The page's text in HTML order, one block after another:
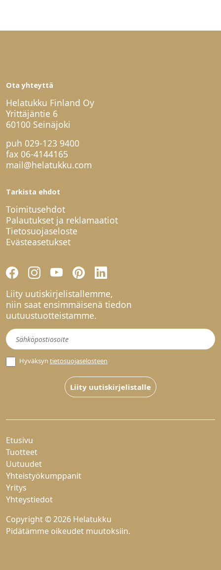
Ota yhteyttä
Helatukku Finland Oy
Yrittäjäntie 6
60100 Seinäjoki
puh 029-123 9400
fax 06-4144165
mail@helatukku.com
Tarkista ehdot
Toimitusehdot
Palautukset ja reklamaatiot
Tietosuojaseloste
Evästeasetukset
Liity uutiskirjelistallemme,
niin saat ensimmäisenä tiedon
uutuustuotteistamme.
Uutiskirje
Hyväksyn tietosuojaselosteen
Liity uutiskirjelistalle
Etusivu
Tuotteet
Uutuudet
Yhteistyökumppanit
Yritys
Yhteystiedot
Copyright © 2026 Helatukku
Pidätämme oikeudet muutoksiin.